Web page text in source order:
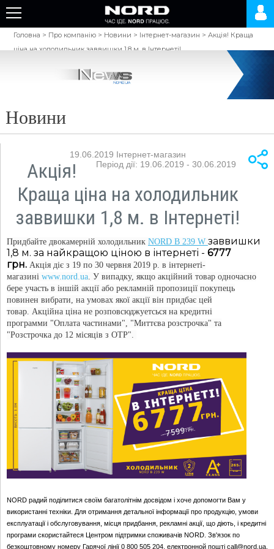
Головна > Про компанію > Новини > Інтернет-магазин >Акція! Краща
ціна на холодильник заввишки 1,8 м. в Інтернеті!
Новини
19.06.2019 Інтернет-магазин
Період дії: 19.06.2019 - 30.06.2019
Акція!
Краща ціна на холодильник
заввишки 1,8 м. в Інтернеті!
Придбайте двокамерній холодильник NORD B 239 W заввишки
1,8 м. за найкращою ціною в інтернеті - 6777
грн. Акція діє з 19 по 30 червня 2019 р. в інтернеті-
магазині www.nord.ua. У випадку, якщо акційний товар одночасно
бере участь в іншій акції або рекламній пропозиції покупець
повинен вибрати, на умовах якої акції він придбає цей
товар. Акційна ціна не розповсюджуетсься на кредитні
программи "Оплата частинами", "Миттєва розстрочка" та
"Розстрочка до 12 місяців з OTP".
NORD радий поділитися своїм багатолітнім досвідом і хоче допомогти Вам у
використанні техніки. Для отримання детальної інформації про продукцію, умови
експлуатації і обслуговування, місця придбання, рекламні акції, що діють, і кредитні
програми скористайтеся Центром підтримки споживачів NORD. Зв'язок по
безкоштовному номеру Гарячої лінії 0 800 505 204, електронной пошті call@nord.ua,